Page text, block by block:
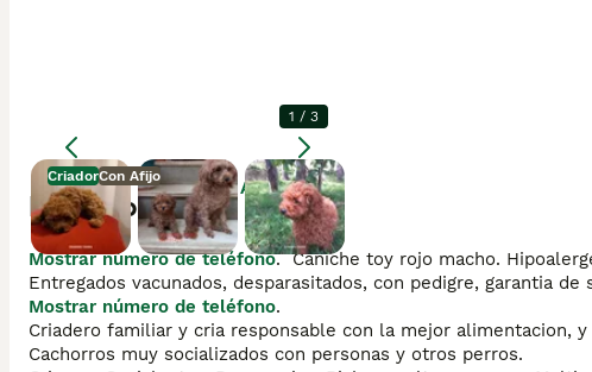
CriadorCon Afijo
Agrandar
1 / 3
Descripción
Mostrar número de teléfono.  Caniche toy rojo macho.
Mostrar número de teléfono.
Criadero familiar y cria responsable con la mejor alimentacion,
Cachorros muy socializados con personas y otros perros.